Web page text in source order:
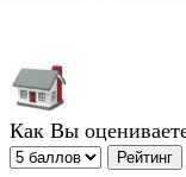
Как Вы